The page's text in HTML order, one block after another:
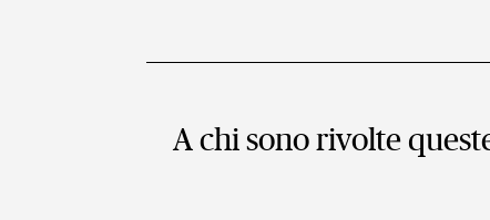
A chi sono rivolte